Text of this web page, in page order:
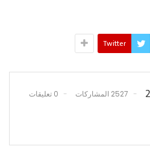
Twitter
2527 المشاركات 0 تعليقات